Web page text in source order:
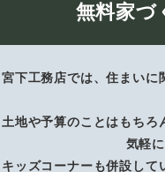
無料家づ
宮下工務店では、住まいに
土地や予算のことはもちろ
気軽
キッズコーナーも併設し